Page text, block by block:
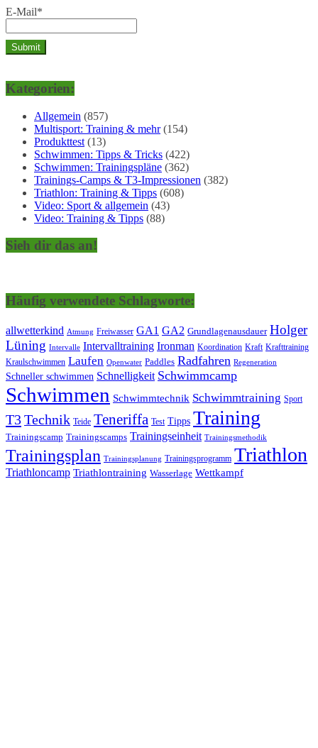
E-Mail*
Kategorien:
Allgemein (857)
Multisport: Training & mehr(154)
Produkttest (13)
Schwimmen: Tipps & Tricks (422)
Schwimmen: Trainingspläne (362)
Trainings-Camps & T3-Impressionen (382)
Triathlon: Training & Tipps (608)
Video: Sport & allgemein (43)
Video: Training & Tipps (88)
Sieh dir das an!
Häufig verwendete Schlagworte:
allwetterkind Atmung Freiwasser GA1 GA2 Grundlagenausdauer Holger
Lüning Intervalle Intervalltraining Ironman Koordination Kraft Krafttraining
Kraulschwimmen Laufen Openwater Paddles Radfahren Regeneration
Schneller schwimmen Schnelligkeit Schwimmcamp
Schwimmen Schwimmtechnik Schwimmtraining Sport
T3Technik Teide Teneriffa Test Tipps Training
Trainingscamp Trainingscamps Trainingseinheit Trainingsmethodik
Trainingsplan Trainingsplanung Trainingsprogramm Triathlon
Triathloncamp Triathlontraining Wasserlage Wettkampf